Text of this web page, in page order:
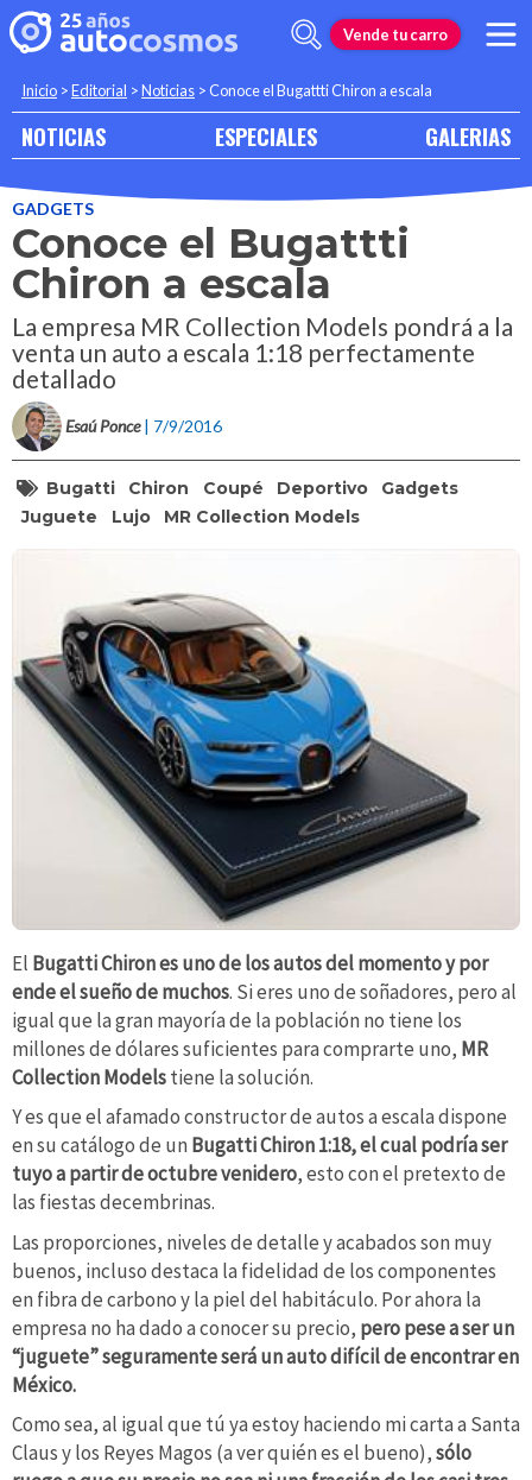
Vende tu carro
Inicio >Editorial >Noticias >Conoce el Bugattti Chiron a escala
NOTICIAS ESPECIALES GALERIAS
GADGETS
Conoce el Bugattti
Chiron a escala
La empresa MR Collection Models pondrá a la
venta un auto a escala 1:18 perfectamente
detallado
Esaú Ponce | 7/9/2016
Bugatti Chiron Coupé Deportivo
Gadgets
Juguete
Lujo MR Collection Models
El Bugatti Chiron es uno de los autos del momento y por
ende el sueño de muchos. Si eres uno de soñadores, pero al
igual que la gran mayoría de la población no tiene los
millones de dólares suficientes para comprarte uno, MR
Collection Modelstiene la solución.
Y es que el afamado constructor de autos a escala dispone
en su catálogo de un Bugatti Chiron 1:18, el cual podría ser
tuyo a partir de octubre venidero, esto con el pretexto de
las fiestas decembrinas.
Las proporciones, niveles de detalle y acabados son muy
buenos, incluso destaca la fidelidad de los componentes
en fibra de carbono y la piel del habitáculo. Por ahora la
empresa no ha dado a conocer su precio, pero pese a ser un
“juguete” seguramente será un auto difícil de encontrar en
México.
Como sea, al igual que tú ya estoy haciendo mi carta a Santa
Claus y los Reyes Magos (a ver quién es el bueno),sólo